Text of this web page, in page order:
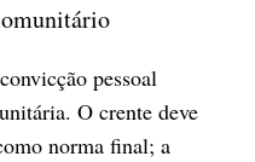
pessoal
O crente deve
norma final; a